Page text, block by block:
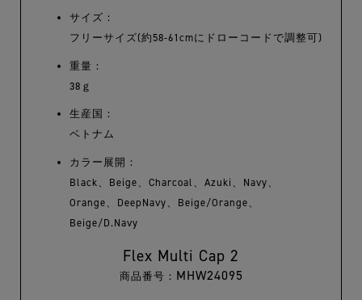
サイズ：
フリーサイズ(約58-61cmにドローコードで調整可)
重量：
38ｇ
生産国：
ベトナム
カラー展開：
Black、Beige、Charcoal、Azuki、Navy、
Orange、DeepNavy、Beige/Orange、
Beige/D.Navy
Flex Multi Cap 2
MHW24095